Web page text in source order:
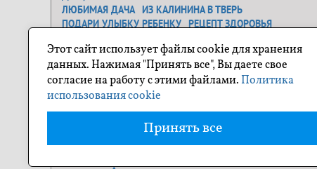
ЛЮБИМАЯ ДАЧА ИЗ КАЛИНИНА В ТВЕРЬ
ПОДАРИ УЛЫБКУ РЕБЕНКУ РЕЦЕПТ ЗДОРОВЬЯ
САМОЕ ТРОГАТЕЛЬНОЕ ФОТО ГЕНЕРАЛЬНАЯ УБОРКА
Я ЛЮБЛЮ ТВЕРЬ О ГЕРОЯХ БЫЛЫХ ВРЕМЕН
ПРОЕКТ "СОСЕДИ" ПОХУДЕЙКА
ПУТЕШЕСТВИЕ ПО ТВЕРСКОЙ ОБЛАСТИ
ТИА ПОМОГАЕТ
коломна тараканы
Этот сайт использует файлы cookie для хранения
данных. Нажимая "Принять все", Вы даете свое
согласие на работу с этими файлами. Политика
использования cookie
Принять все